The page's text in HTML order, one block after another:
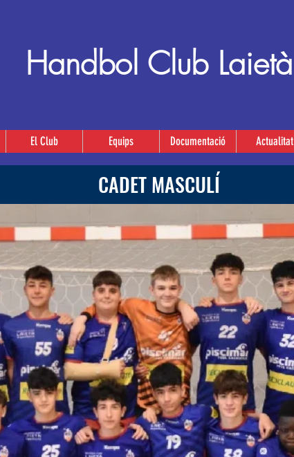
Handbol Club Laietà
El Club Equips Documentació Actualitat
CADET MASCULÍ